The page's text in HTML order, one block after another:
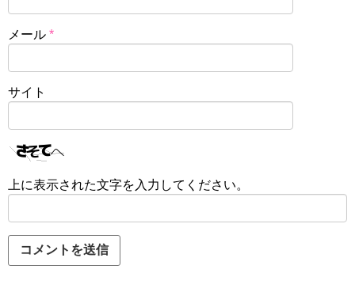
メール *
サイト
上に表示された文字を入力してください。